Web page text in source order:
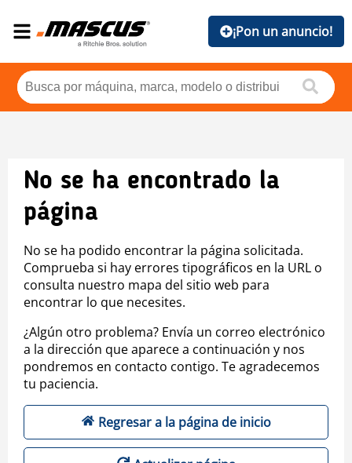
¡Pon un anuncio!
No se ha encontrado la
página
No se ha podido encontrar la página solicitada.
Comprueba si hay errores tipográficos en la URL o
consulta nuestro mapa del sitio web para
encontrar lo que necesites.
¿Algún otro problema? Envía un correo electrónico
a la dirección que aparece a continuación y nos
pondremos en contacto contigo. Te agradecemos
tu paciencia.
Regresar a la página de inicio